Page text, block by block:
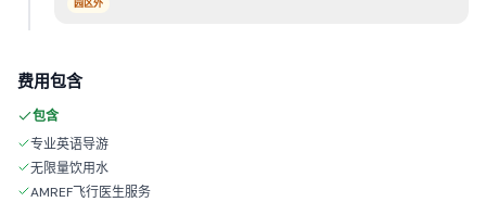
园区外
费用包含
包含
专业英语导游
无限量饮用水
AMREF飞行医生服务